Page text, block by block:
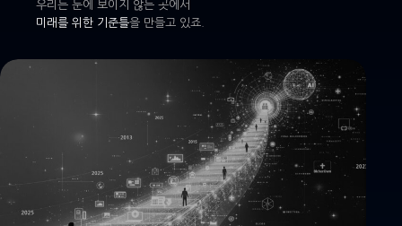
우리는 눈에 보이지 않는 곳에서
미래를 위한 기준틀을 만들고 있죠.